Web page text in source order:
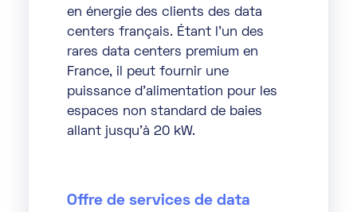
en énergie des clients des data
centers français. Étant l’un des
rares data centers premium en
France, il peut fournir une
puissance d’alimentation pour les
espaces non standard de baies
allant jusqu’à 20 kW.
Offre de services de data